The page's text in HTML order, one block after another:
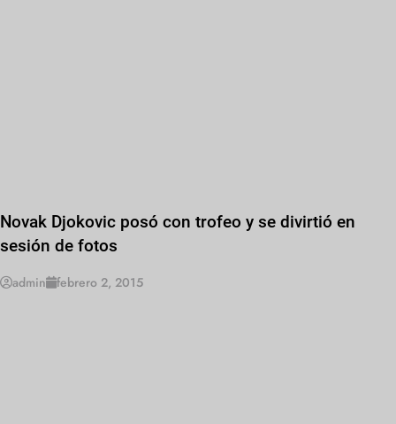
Novak Djokovic posó con trofeo y se divirtió en
sesión de fotos
admin febrero 2, 2015